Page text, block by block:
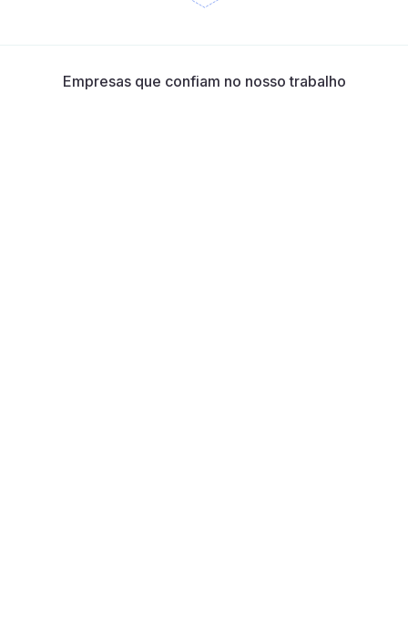
Empresas que confiam no nosso trabalho